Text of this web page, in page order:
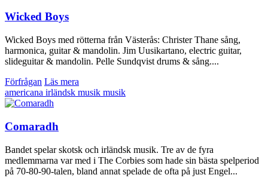
Wicked Boys
Wicked Boys med rötterna från Västerås: Christer Thane sång,
harmonica, guitar & mandolin. Jim Uusikartano, electric guitar,
slideguitar & mandolin. Pelle Sundqvist drums & sång....
Förfrågan Läs mera
americana irländsk musik musik
Comaradh
Bandet spelar skotsk och irländsk musik. Tre av de fyra
medlemmarna var med i The Corbies som hade sin bästa spelperiod
på 70-80-90-talen, bland annat spelade de ofta på just Engel...